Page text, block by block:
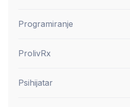
Programiranje
ProlivRx
Psihijatar